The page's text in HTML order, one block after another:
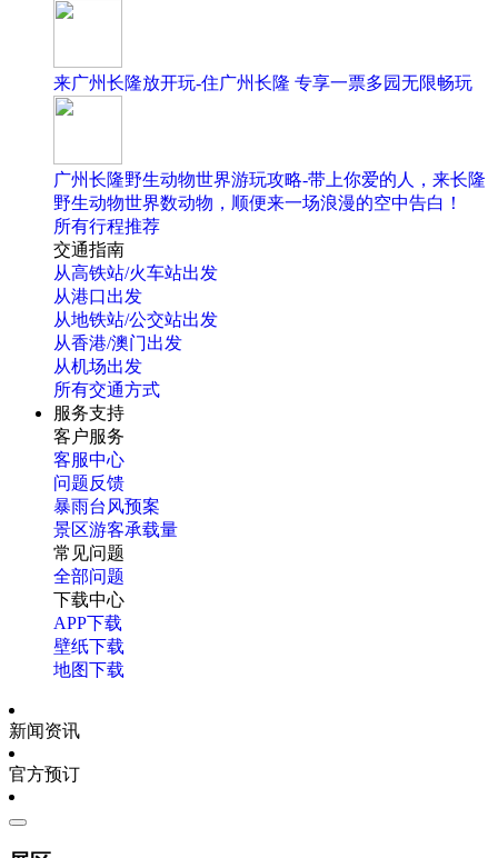
来广州长隆放开玩-住广州长隆 专享一票多园无限畅玩
广州长隆野生动物世界游玩攻略-带上你爱的人，来长隆
野生动物世界数动物，顺便来一场浪漫的空中告白！
所有行程推荐
交通指南
从高铁站/火车站出发
从港口出发
从地铁站/公交站出发
从香港/澳门出发
从机场出发
所有交通方式
服务支持
客户服务
客服中心
问题反馈
暴雨台风预案
景区游客承载量
常见问题
全部问题
下载中心
APP下载
壁纸下载
地图下载
新闻资讯
官方预订